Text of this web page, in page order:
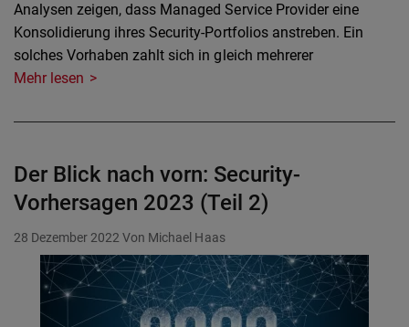
Analysen zeigen, dass Managed Service Provider eine
Konsolidierung ihres Security-Portfolios anstreben. Ein
solches Vorhaben zahlt sich in gleich mehrerer
Mehr lesen
Der Blick nach vorn: Security-
Vorhersagen 2023 (Teil 2)
28 Dezember 2022 Von Michael Haas